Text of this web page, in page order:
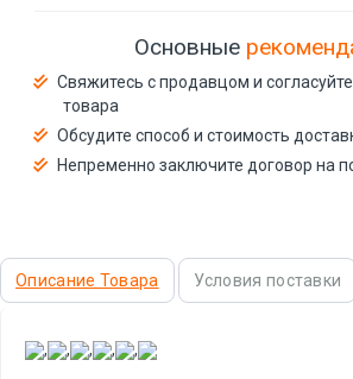
Основные
Свяжитесь с продавцом и
товара
Обсудите способ и стоимость
Непременно заключите договор на
Описание Товара Условия поставки
, , , , ,